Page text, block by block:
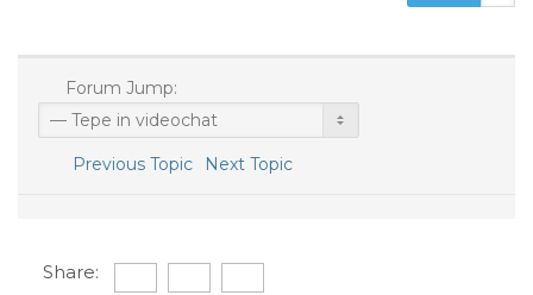
Forum Jump:
Previous Topic Next Topic
Share: